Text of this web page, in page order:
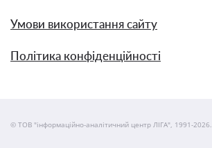
Умови використання сайту
Політика конфіденційності
© ТОВ "інформаційно-аналітичний центр ЛІГА", 1991-2026.